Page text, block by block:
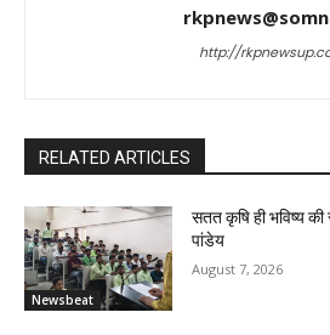
http://
RELATED ARTICLES
Newsbeat
सतत कृषि ही भविष्य
पांडेय
August 7, 2026